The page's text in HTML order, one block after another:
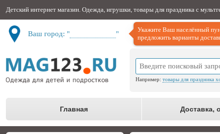
Детский интернет магазин. Одежда, игрушки, товары для праздника с
Ваш город: " "
Укажите Ваш населённый
предложить варианты
Например: товары для праздника
Главная Доставка,